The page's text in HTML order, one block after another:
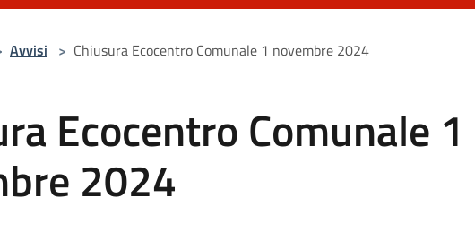
Avvisi > Chiusura Ecocentro Comunale 1 novembre 2024
Ecocentro Comunale 1
2024